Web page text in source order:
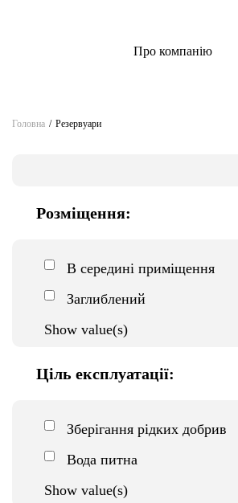
Про компанію
Головна / Резервуари
Розміщення:
В середині приміщення
Заглиблений
Show value(s)
Ціль експлуатації:
Зберігання рідких добрив
Вода питна
Show value(s)